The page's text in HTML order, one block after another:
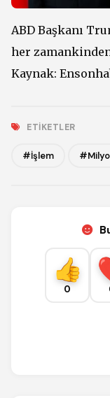
ABD Başkanı
her
Kaynak:
ETIKETLER
#İşlem
0